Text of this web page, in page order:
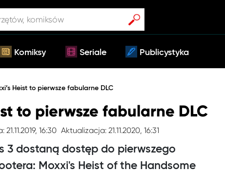
Komiksy Seriale Publicystyka
Heist to pierwsze fabularne DLC
to pierwsze fabularne DLC
16:30 Aktualizacja: 21.11.2020, 16:31
3 dostaną dostęp do pierwszego
Moxxi's Heist of the Handsome